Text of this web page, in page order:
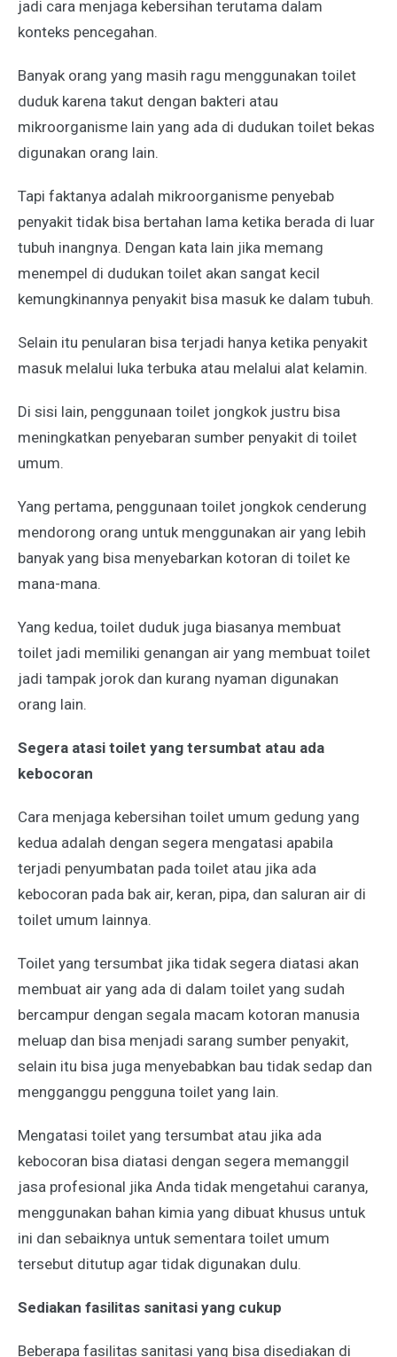
jadi cara menjaga kebersihan terutama dalam
konteks pencegahan.
Banyak orang yang masih ragu menggunakan toilet
duduk karena takut dengan bakteri atau
mikroorganisme lain yang ada di dudukan toilet bekas
digunakan orang lain.
Tapi faktanya adalah mikroorganisme penyebab
penyakit tidak bisa bertahan lama ketika berada di luar
tubuh inangnya. Dengan kata lain jika memang
menempel di dudukan toilet akan sangat kecil
kemungkinannya penyakit bisa masuk ke dalam tubuh.
Selain itu penularan bisa terjadi hanya ketika penyakit
masuk melalui luka terbuka atau melalui alat kelamin.
Di sisi lain, penggunaan toilet jongkok justru bisa
meningkatkan penyebaran sumber penyakit di toilet
umum.
Yang pertama, penggunaan toilet jongkok cenderung
mendorong orang untuk menggunakan air yang lebih
banyak yang bisa menyebarkan kotoran di toilet ke
mana-mana.
Yang kedua, toilet duduk juga biasanya membuat
toilet jadi memiliki genangan air yang membuat toilet
jadi tampak jorok dan kurang nyaman digunakan
orang lain.
Segera atasi toilet yang tersumbat atau ada
kebocoran
Cara menjaga kebersihan toilet umum gedung yang
kedua adalah dengan segera mengatasi apabila
terjadi penyumbatan pada toilet atau jika ada
kebocoran pada bak air, keran, pipa, dan saluran air di
toilet umum lainnya.
Toilet yang tersumbat jika tidak segera diatasi akan
membuat air yang ada di dalam toilet yang sudah
bercampur dengan segala macam kotoran manusia
meluap dan bisa menjadi sarang sumber penyakit,
selain itu bisa juga menyebabkan bau tidak sedap dan
mengganggu pengguna toilet yang lain.
Mengatasi toilet yang tersumbat atau jika ada
kebocoran bisa diatasi dengan segera memanggil
jasa profesional jika Anda tidak mengetahui caranya,
menggunakan bahan kimia yang dibuat khusus untuk
ini dan sebaiknya untuk sementara toilet umum
tersebut ditutup agar tidak digunakan dulu.
Sediakan fasilitas sanitasi yang cukup
Beberapa fasilitas sanitasi yang bisa disediakan di